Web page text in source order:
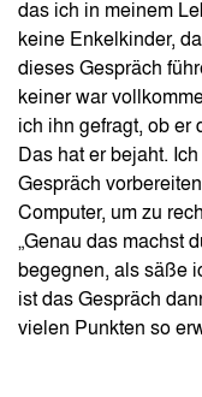
das ich in meinem
keine Enkelkinder,
dieses Gespräch
keiner war
ich ihn gefragt, ob er
Das hat er bejaht.
Gespräch
Computer, um zu
„Genau das machst
begegnen, als säße
ist das Gespräch
vielen Punkten so